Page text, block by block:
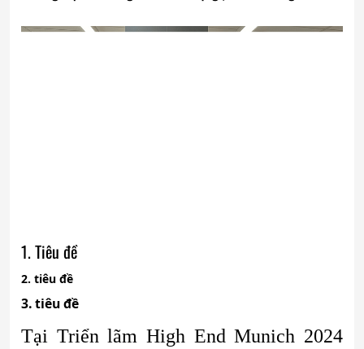
1. Tiêu đề
2. tiêu đề
3. tiêu đề
Tại Triển lãm High End Munich 2024